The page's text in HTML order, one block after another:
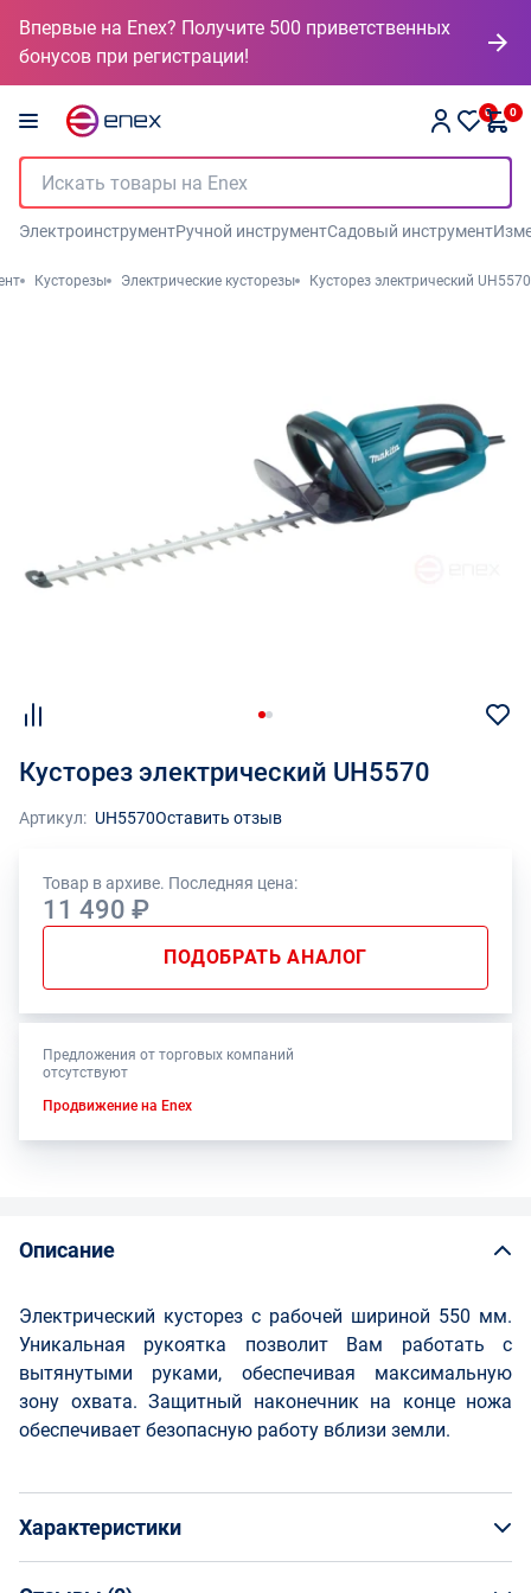
Впервые на Enex? Получите 500 приветственных
бонусов при регистрации!
0 0
ЭлектроинструментРучной инструментСадовый инструмент
Кусторезы Электрические кусторезы Кусторез электрический UH5570
Кусторез электрический UH5570
Артикул: UH5570Оставить отзыв
Товар в архиве. Последняя цена:
11 490 ₽
ПОДОБРАТЬ АНАЛОГ
Предложения от торговых компаний
отсутствуют
Продвижение на Enex
Описание
Электрический кусторез с рабочей шириной 550 мм.
Уникальная рукоятка позволит Вам работать с
вытянутыми руками, обеспечивая максимальную
зону охвата. Защитный наконечник на конце ножа
обеспечивает безопасную работу вблизи земли.
Характеристики